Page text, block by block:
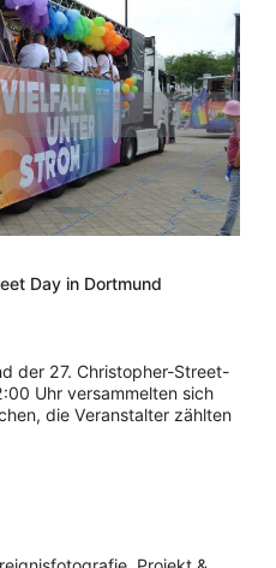
Day in Dortmund
der 27. Christopher-Street-
Uhr versammelten sich
die Veranstalter zählten